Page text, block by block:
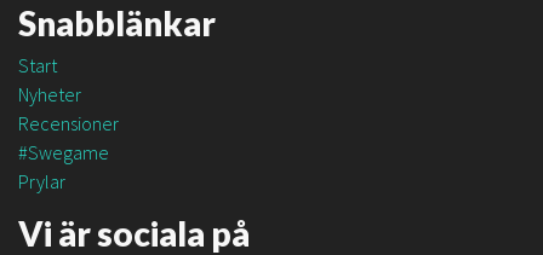
Snabblänkar
Start
Nyheter
Recensioner
#Swegame
Prylar
Vi är sociala på